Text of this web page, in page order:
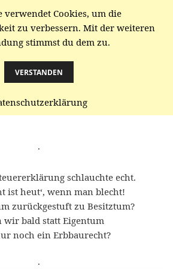
Reform
·
schlauchte echt.
ist heut‘, wenn man blecht!
zurückgestuft zu Besitztum?
wir bald statt Eigentum
noch ein Erbbaurecht?
·
verwendet Cookies, um die
zu verbessern. Mit der weiteren
stimmst du dem zu.
VERSTANDEN